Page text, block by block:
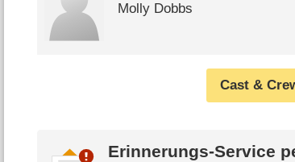
Molly Dobbs
Cast &
Erinnerungs-Service